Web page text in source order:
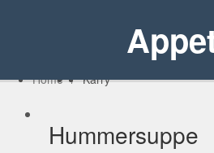
Home / Karry
Hummersuppe